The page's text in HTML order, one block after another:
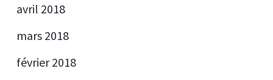
avril 2018
mars 2018
février 2018